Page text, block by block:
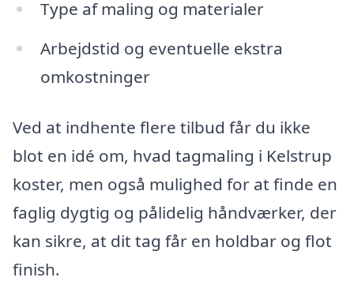
Type af maling og materialer
Arbejdstid og eventuelle ekstra
omkostninger
Ved at indhente flere tilbud får du ikke
blot en idé om, hvad tagmaling i Kelstrup
koster, men også mulighed for at finde en
faglig dygtig og pålidelig håndværker, der
kan sikre, at dit tag får en holdbar og flot
finish.